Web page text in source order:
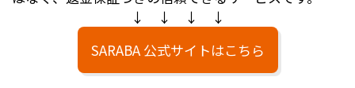
↓ ↓ ↓ ↓
SARABA 公式サイトはこちら